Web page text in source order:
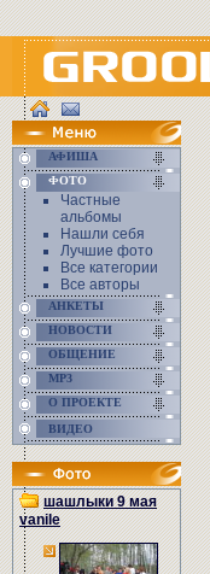
АФИША
ФОТО
Частные
альбомы
Нашли себя
Лучшие фото
Все категории
Все авторы
АНКЕТЫ
НОВОСТИ
ОБЩЕНИЕ
MP3
О ПРОЕКТЕ
ВИДЕО
шашлыки 9 мая
vanile